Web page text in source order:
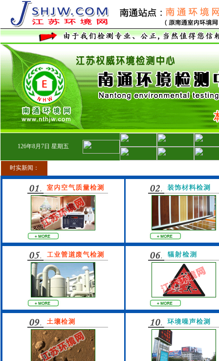
126年8月 7日 星期五
时实新闻：
■14.现推出装修中
的“过程治理”优惠套
餐,25元／m2!
●13.室内空气检测前客
户须知：
12.本网站品牌推荐栏
内免费刊登广告!
11.装潢的“潢”是
10.出售55个中文域
9.本网站有11个中文域